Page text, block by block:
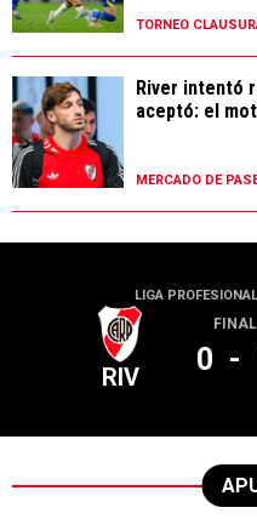
TORNEO
River intentó
aceptó: el
MERCADO DE
LIGA
RIV
FINAL
0 -